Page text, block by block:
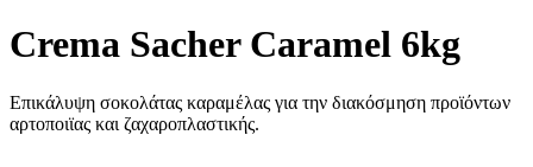
Crema Sacher Caramel 6kg
Επικάλυψη σοκολάτας καραμέλας για την διακόσμηση προϊόντων
αρτοποιϊας και ζαχαροπλαστικής.